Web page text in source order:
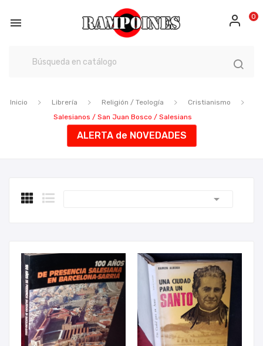
 0
Inicio Librería Religión / Teología
Cristianismo
Salesianos / San Juan Bosco / Salesians
ALERTA de NOVEDADES
